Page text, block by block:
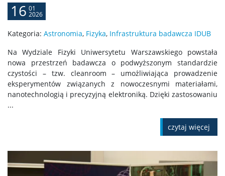
16 01
2026
Kategoria: Astronomia, Fizyka, Infrastruktura badawcza IDUB
Na Wydziale Fizyki Uniwersytetu Warszawskiego powstała
nowa przestrzeń badawcza o podwyższonym standardzie
czystości – tzw. cleanroom – umożliwiająca prowadzenie
eksperymentów związanych z nowoczesnymi materiałami,
nanotechnologią i precyzyjną elektroniką. Dzięki zastosowaniu
...
czytaj więcej